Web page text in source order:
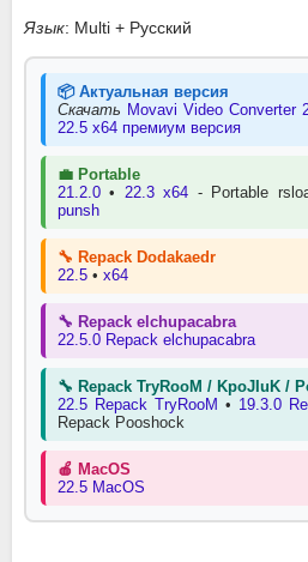
Язык: Multi + Русский
📦 Актуальная версия
Скачать Movavi Video Converter
22.5 x64 премиум версия
💼 Portable
21.2.0 • 22.3 x64 - Portable
punsh
🔧 Repack Dodakaedr
22.5 • x64
🔧 Repack elchupacabra
22.5.0 Repack elchupacabra
🔧 Repack TryRooM / KpoJIuK /
22.5 Repack TryRooM • 19.3.0
Repack Pooshock
🍎 MacOS
22.5 MacOS